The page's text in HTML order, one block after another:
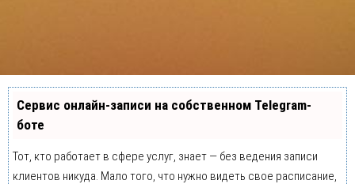
Сервис онлайн-записи на собственном Telegram-
боте
Тот, кто работает в сфере услуг, знает — без ведения записи
клиентов никуда. Мало того, что нужно видеть свое расписание,